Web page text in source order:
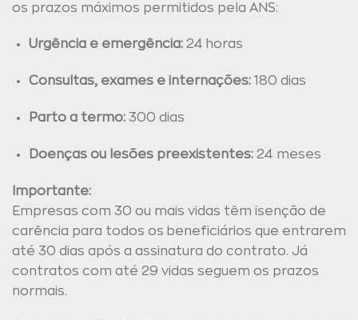
os prazos máximos permitidos pela ANS:
Urgência e emergência:24 horas
Consultas, exames e internações:180 dias
Parto a termo:300 dias
Doenças ou lesões preexistentes:24 meses
Importante:
Empresas com 30 ou mais vidas têm isenção de
carência para todos os beneficiários que entrarem
até 30 dias após a assinatura do contrato. Já
contratos com até 29 vidas seguem os prazos
normais.